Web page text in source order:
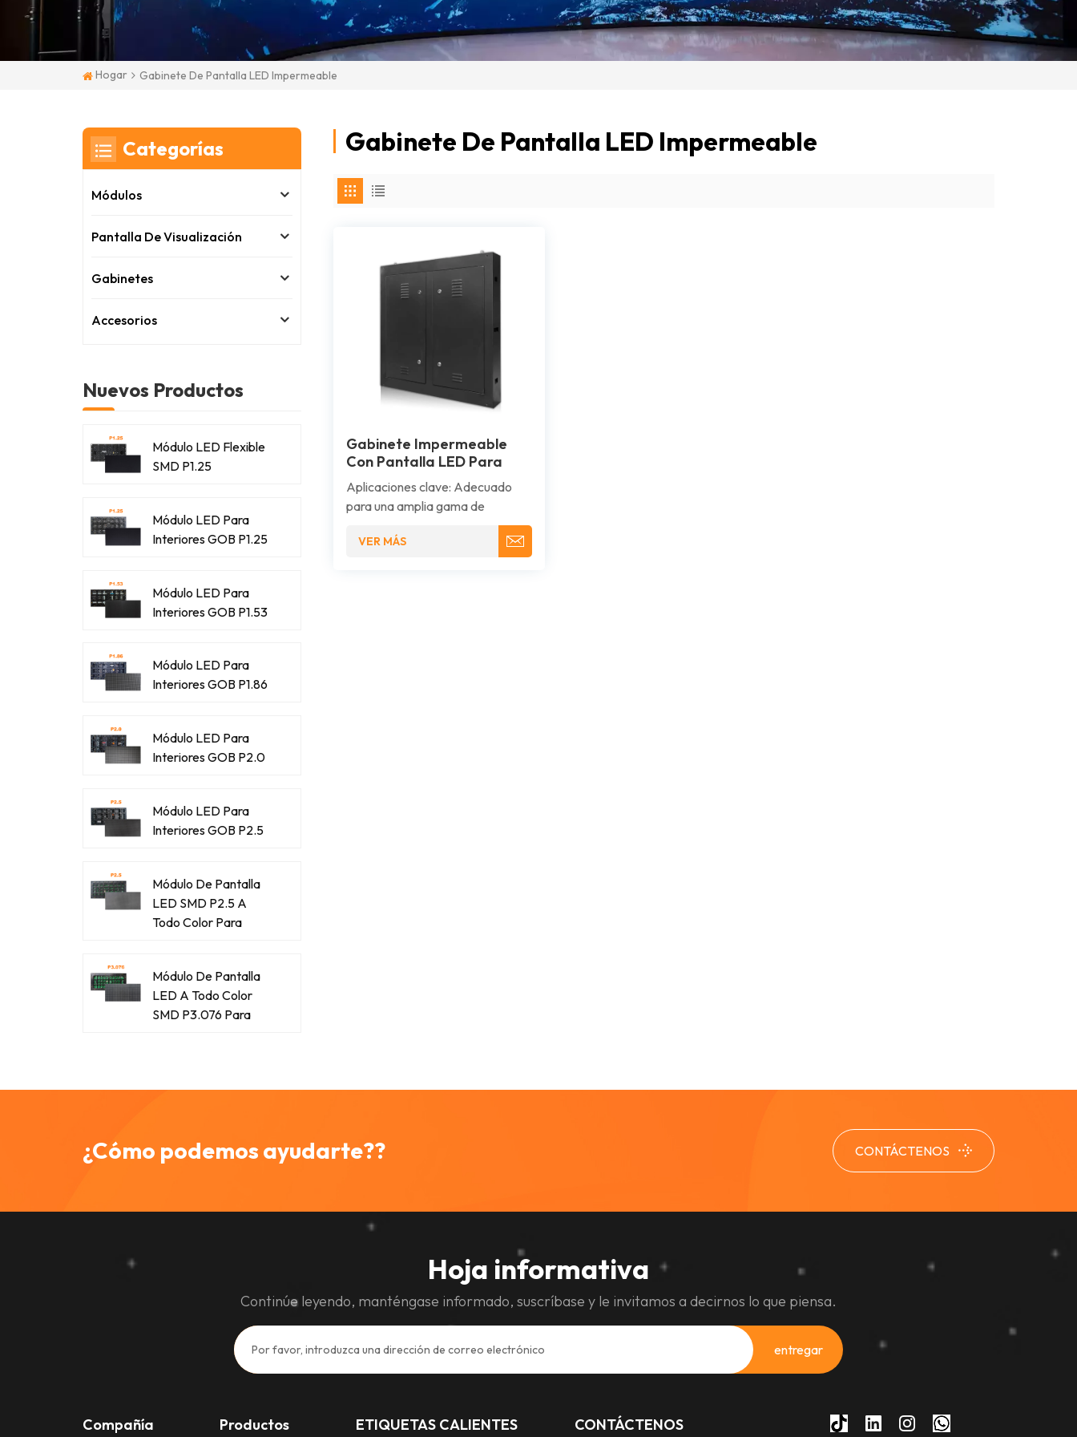
Hogar Gabinete De Pantalla LED Impermeable
Gabinete De Pantalla LED Impermeable
Gabinete Impermeable
Con Pantalla LED Para
Exteriores
Aplicaciones clave: Adecuado
para una amplia gama de
aplicaciones al aire libre, como
publicidad en edificios, vallas
VER MÁS
Categorías
Módulos
Pantalla De Visualización
Gabinetes
Accesorios
Nuevos Productos
Módulo LED Flexible
SMD P1.25
Módulo LED Para
Interiores GOB P1.25
Módulo LED Para
Interiores GOB P1.53
Módulo LED Para
Interiores GOB P1.86
Módulo LED Para
Interiores GOB P2.0
Módulo LED Para
Interiores GOB P2.5
Módulo De Pantalla
LED SMD P2.5 A
Todo Color Para
Módulo De Pantalla
LED A Todo Color
SMD P3.076 Para
¿Cómo podemos ayudarte?? CONTÁCTENOS
Hoja informativa
Continúe leyendo, manténgase informado, suscríbase y le invitamos a decirnos lo que piensa.
Compañía Productos ETIQUETAS CALIENTES CONTÁCTENOS